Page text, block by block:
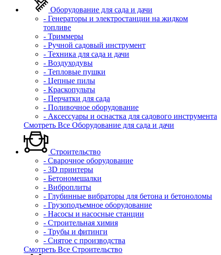
Оборудование для сада и дачи
- Генераторы и электростанции на жидком
топливе
- Триммеры
- Ручной садовый инструмент
- Техника для сада и дачи
- Воздуходувы
- Тепловые пушки
- Цепные пилы
- Краскопульты
- Перчатки для сада
- Поливочное оборудование
- Аксессуары и оснастка для садового инструмента
Смотреть Все Оборудование для сада и дачи
Строительство
- Сварочное оборудование
- 3D принтеры
- Бетономешалки
- Виброплиты
- Глубинные вибраторы для бетона и бетоноломы
- Грузоподъемное оборудование
- Насосы и насосные станции
- Строительная химия
- Трубы и фитинги
- Снятое с производства
Смотреть Все Строительство